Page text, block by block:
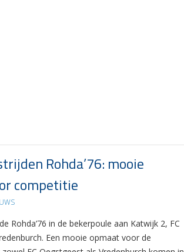
Rohda’76: mooie
competitie
Rohda’76 in de bekerpoule aan Katwijk 2, FC
Een mooie opmaat voor de